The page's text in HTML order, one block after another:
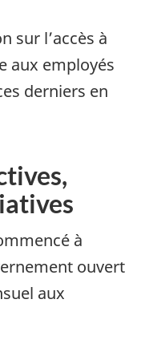
sur l’accès à
aux employés
derniers en
à
ouvert
aux